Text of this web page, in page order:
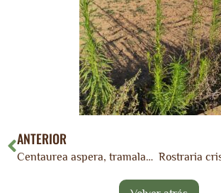
ANTERIOR
Centaurea aspera, tramaladro, travelera